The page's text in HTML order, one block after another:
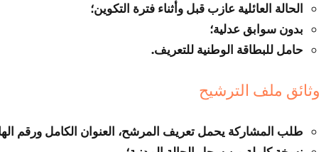
الحالة العائلية عازب قبل وأثناء فترة التكوين؛
بدون سوابق عدلية؛
حامل للبطاقة الوطنية للتعريف.
وثائق ملف الترشيح
طلب المشاركة يحمل تعريف المرشح، العنوان الكامل ورقم